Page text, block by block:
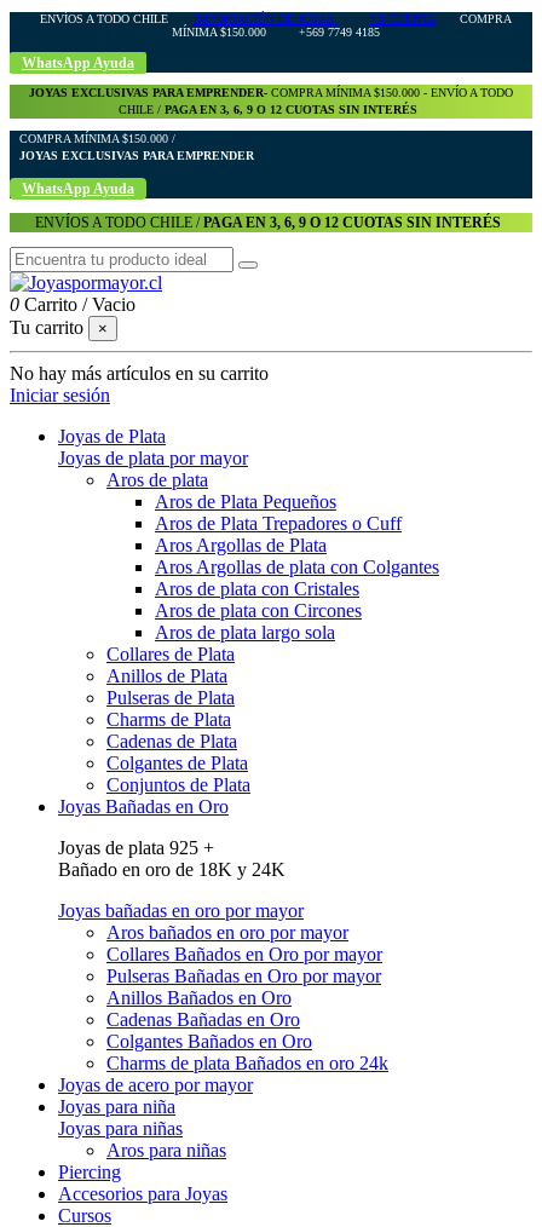
ENVÍOS A TODO CHILE IMPORTACIÓN DE JOYAS MI CUENTA COMPRA
MÍNIMA $150.000 +569 7749 4185
WhatsApp Ayuda
JOYAS EXCLUSIVAS PARA EMPRENDER- COMPRA MÍNIMA $150.000 - ENVÍO A TODO
CHILE / PAGA EN 3, 6, 9 O 12 CUOTAS SIN INTERÉS
COMPRA MÍNIMA $150.000 /
JOYAS EXCLUSIVAS PARA EMPRENDER
WhatsApp Ayuda
ENVÍOS A TODO CHILE /PAGA EN 3, 6, 9 O 12 CUOTAS SIN INTERÉS
0 Carrito /Vacio
Tu carrito
×
No hay más artículos en su carrito
Iniciar sesión
Joyas de Plata
Joyas de plata por mayor
Aros de plata
Aros de Plata Pequeños
Aros de Plata Trepadores o Cuff
Aros Argollas de Plata
Aros Argollas de plata con Colgantes
Aros de plata con Cristales
Aros de plata con Circones
Aros de plata largo sola
Collares de Plata
Anillos de Plata
Pulseras de Plata
Charms de Plata
Cadenas de Plata
Colgantes de Plata
Conjuntos de Plata
Joyas Bañadas en Oro
Joyas de plata 925 +
Bañado en oro de 18K y 24K
Joyas bañadas en oro por mayor
Aros bañados en oro por mayor
Collares Bañados en Oro por mayor
Pulseras Bañadas en Oro por mayor
Anillos Bañados en Oro
Cadenas Bañadas en Oro
Colgantes Bañados en Oro
Charms de plata Bañados en oro 24k
Joyas de acero por mayor
Joyas para niña
Joyas para niñas
Aros para niñas
Piercing
Accesorios para Joyas
Cursos